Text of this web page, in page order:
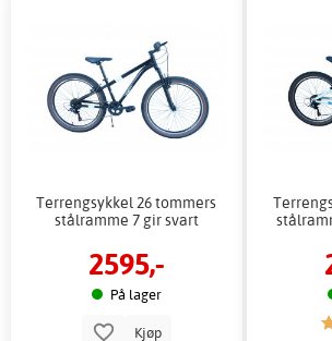
Terrengsykkel 26 tommers
stålramme 7 gir svart
2595,-
På lager
Kjøp